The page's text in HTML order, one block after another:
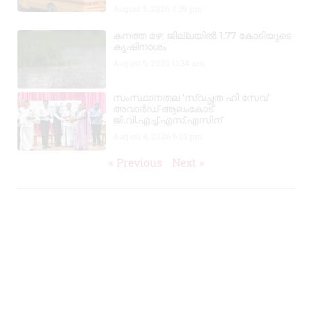
കനത്ത മഴ: ജില്ലയിൽ 1.77 കോടിയുടെ
കൃഷിനാശം
സംസ്ഥാനതല ‘സ്വച്ഛത ഹി സേവ’
അവാർഡ് ആലംകോട്
ജി.വി.എച്ച്.എസ്.എസിന്
« Previous Next »